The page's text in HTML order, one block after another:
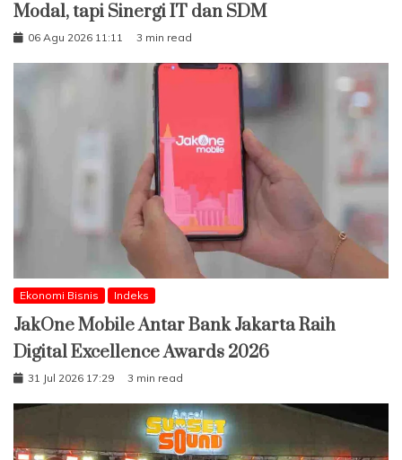
Modal, tapi Sinergi IT dan SDM
06 Agu 2026 11:11 3 min read
Ekonomi Bisnis Indeks
JakOne Mobile Antar Bank Jakarta Raih
Digital Excellence Awards 2026
31 Jul 2026 17:29 3 min read